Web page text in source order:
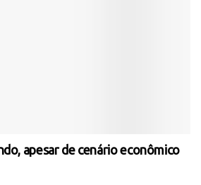
apesar de cenário econômico